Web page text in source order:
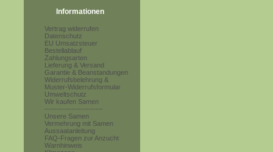
Informationen
Vertrag widerrufen
Datenschutz
EU Umsatzsteuer
Bestellablauf
Zahlungsarten
Lieferung & Versand
Garantie & Beanstandungen
Widerrufsbelehrung &
Muster-Widerrufsformular
Umweltschutz
Wir kaufen Samen
------------------------
Unsere Samen
Vermehrung mit Samen
Aussaatanleitung
FAQ-Fragen zur Anzucht
Warnhinweis